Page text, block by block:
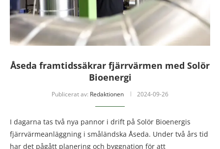
Åseda framtidssäkrar fjärrvärmen med Solör
Bioenergi
Publicerat av: Redaktionen 2024-09-26
I dagarna tas två nya pannor i drift på Solör Bioenergis
fjärrvärmeanläggning i småländska Åseda. Under två års tid
har det pågått planering och byggnation för att